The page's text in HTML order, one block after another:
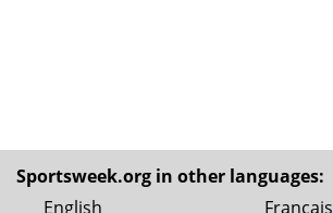
Sportsweek.org in other languages:
English
Français